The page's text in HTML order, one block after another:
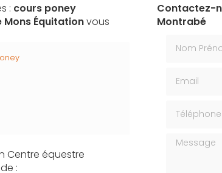
: cours poney
Mons Équitationvous
Centre équestre
:
Contactez-
Montrabé
Message